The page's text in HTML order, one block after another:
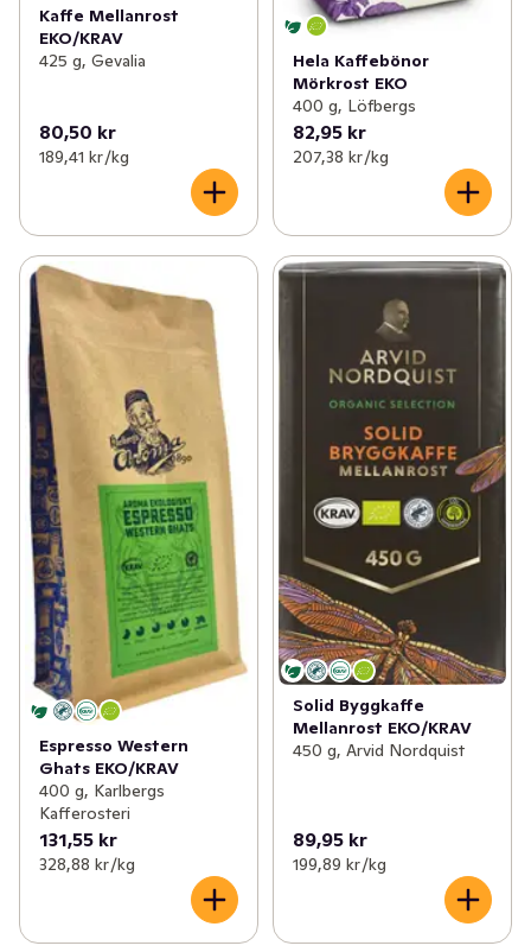
Kaffe Mellanrost
EKO/KRAV
425 g, Gevalia
80,50 kr
189,41 kr /kg
Hela Kaffebönor
Mörkrost EKO
400 g, Löfbergs
82,95 kr
207,38 kr /kg
Espresso Western
Ghats EKO/KRAV
400 g, Karlbergs
Kafferosteri
131,55 kr
328,88 kr /kg
Solid Byggkaffe
Mellanrost EKO/KRAV
450 g, Arvid Nordquist
89,95 kr
199,89 kr /kg